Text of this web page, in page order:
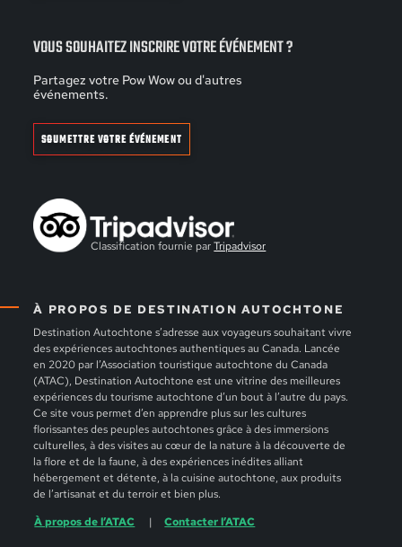
À PROPOS DE DESTINATION AUTOCHTONE
Destination Autochtone s’adresse aux voyageurs souhaitant vivre
des expériences autochtones authentiques au Canada. Lancée
en 2020 par l’Association touristique autochtone du Canada
(ATAC), Destination Autochtone est une vitrine des meilleures
expériences du tourisme autochtone d’un bout à l’autre du pays.
Ce site vous permet d’en apprendre plus sur les cultures
florissantes des peuples autochtones grâce à des immersions
culturelles, à des visites au cœur de la nature à la découverte de
la flore et de la faune, à des expériences inédites alliant
hébergement et détente, à la cuisine autochtone, aux produits
de l’artisanat et du terroir et bien plus.
À propos de l’ATAC
Contacter l’ATAC
VOUS SOUHAITEZ INSCRIRE VOTRE ÉVÉNEMENT ?
Partagez votre Pow Wow ou d'autres
événements.
SOUMETTRE VOTRE ÉVÉNEMENT
Classification fournie parTripadvisor